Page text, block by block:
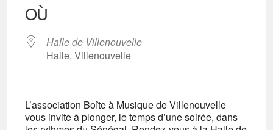
OÙ
Halle de Villenouvelle
Halle, Villenouvelle
L’association Boîte à Musique de Villenouvelle
vous invite à plonger, le temps d’une soirée, dans